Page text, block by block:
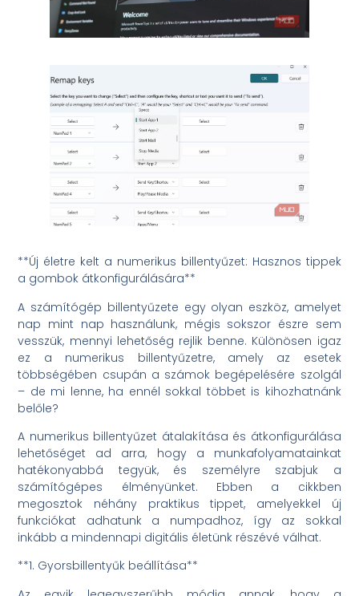
**Új életre kelt a numerikus billentyűzet: Hasznos tippek
a gombok átkonfigurálására**
A számítógép billentyűzete egy olyan eszköz, amelyet
nap mint nap használunk, mégis sokszor észre sem
vesszük, mennyi lehetőség rejlik benne. Különösen igaz
ez a numerikus billentyűzetre, amely az esetek
többségében csupán a számok begépelésére szolgál
– de mi lenne, ha ennél sokkal többet is kihozhatnánk
belőle?
A numerikus billentyűzet átalakítása és átkonfigurálása
lehetőséget ad arra, hogy a munkafolyamatainkat
hatékonyabbá tegyük, és személyre szabjuk a
számítógépes élményünket. Ebben a cikkben
megosztok néhány praktikus tippet, amelyekkel új
funkciókat adhatunk a numpadhoz, így az sokkal
inkább a mindennapi digitális életünk részévé válhat.
**1. Gyorsbillentyűk beállítása**